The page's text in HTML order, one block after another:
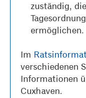
zuständig,
ermöglichen.
Im
verschiedenen
Informationen
Cuxhaven.